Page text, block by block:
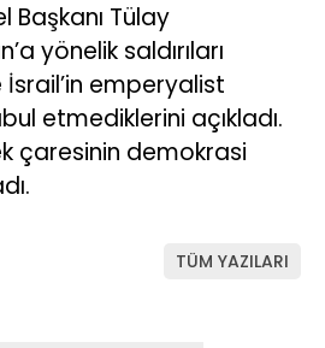
Başkanı Tülay
yönelik saldırıları
İsrail’in emperyalist
etmediklerini açıkladı.
çaresinin demokrasi
TÜM YAZILARI